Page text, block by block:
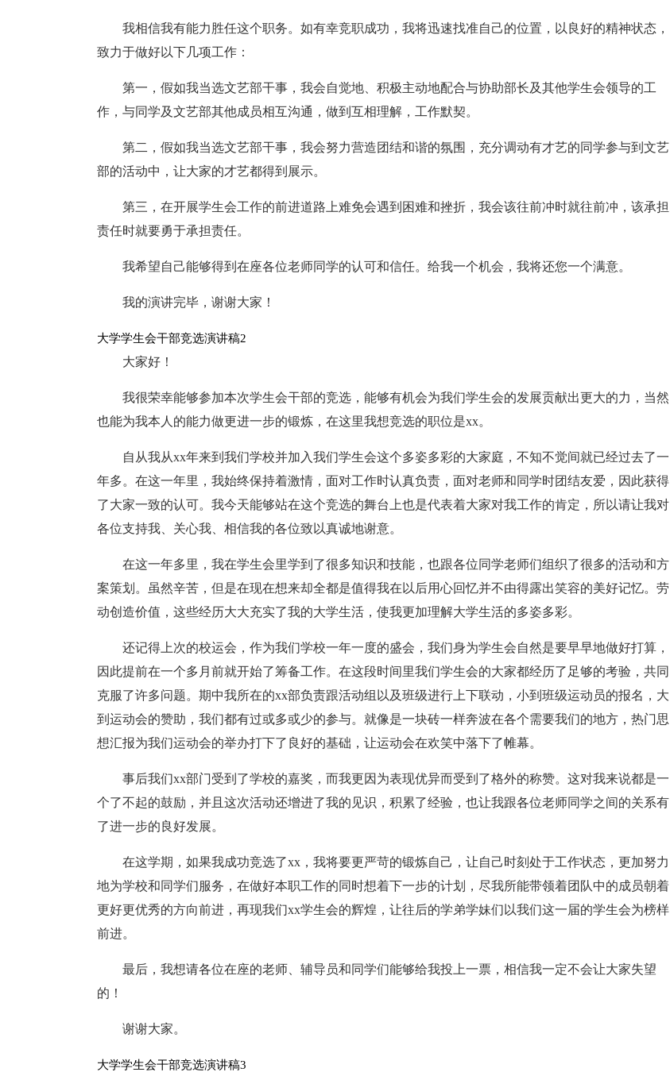
我相信我有能力胜任这个职务。如有幸竞职成功，我将迅速找准自己的位置，以良好的精神状态，
致力于做好以下几项工作：
第一，假如我当选文艺部干事，我会自觉地、积极主动地配合与协助部长及其他学生会领导的工
作，与同学及文艺部其他成员相互沟通，做到互相理解，工作默契。
第二，假如我当选文艺部干事，我会努力营造团结和谐的氛围，充分调动有才艺的同学参与到文艺
部的活动中，让大家的才艺都得到展示。
第三，在开展学生会工作的前进道路上难免会遇到困难和挫折，我会该往前冲时就往前冲，该承担
责任时就要勇于承担责任。
我希望自己能够得到在座各位老师同学的认可和信任。给我一个机会，我将还您一个满意。
我的演讲完毕，谢谢大家！
大学学生会干部竞选演讲稿2
大家好！
我很荣幸能够参加本次学生会干部的竞选，能够有机会为我们学生会的发展贡献出更大的力，当然
也能为我本人的能力做更进一步的锻炼，在这里我想竞选的职位是xx。
自从我从xx年来到我们学校并加入我们学生会这个多姿多彩的大家庭，不知不觉间就已经过去了一
年多。在这一年里，我始终保持着激情，面对工作时认真负责，面对老师和同学时团结友爱，因此获得
了大家一致的认可。我今天能够站在这个竞选的舞台上也是代表着大家对我工作的肯定，所以请让我对
各位支持我、关心我、相信我的各位致以真诚地谢意。
在这一年多里，我在学生会里学到了很多知识和技能，也跟各位同学老师们组织了很多的活动和方
案策划。虽然辛苦，但是在现在想来却全都是值得我在以后用心回忆并不由得露出笑容的美好记忆。劳
动创造价值，这些经历大大充实了我的大学生活，使我更加理解大学生活的多姿多彩。
还记得上次的校运会，作为我们学校一年一度的盛会，我们身为学生会自然是要早早地做好打算，
因此提前在一个多月前就开始了筹备工作。在这段时间里我们学生会的大家都经历了足够的考验，共同
克服了许多问题。期中我所在的xx部负责跟活动组以及班级进行上下联动，小到班级运动员的报名，大
到运动会的赞助，我们都有过或多或少的参与。就像是一块砖一样奔波在各个需要我们的地方，热门思
想汇报为我们运动会的举办打下了良好的基础，让运动会在欢笑中落下了帷幕。
事后我们xx部门受到了学校的嘉奖，而我更因为表现优异而受到了格外的称赞。这对我来说都是一
个了不起的鼓励，并且这次活动还增进了我的见识，积累了经验，也让我跟各位老师同学之间的关系有
了进一步的良好发展。
在这学期，如果我成功竞选了xx，我将要更严苛的锻炼自己，让自己时刻处于工作状态，更加努力
地为学校和同学们服务，在做好本职工作的同时想着下一步的计划，尽我所能带领着团队中的成员朝着
更好更优秀的方向前进，再现我们xx学生会的辉煌，让往后的学弟学妹们以我们这一届的学生会为榜样
前进。
最后，我想请各位在座的老师、辅导员和同学们能够给我投上一票，相信我一定不会让大家失望
的！
谢谢大家。
大学学生会干部竞选演讲稿3